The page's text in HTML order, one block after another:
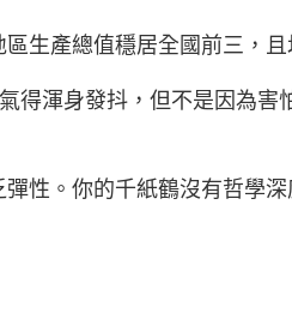
生產總值穩居全國前三，且
得渾身發抖，但不是因為害
性。你的千紙鶴沒有哲學